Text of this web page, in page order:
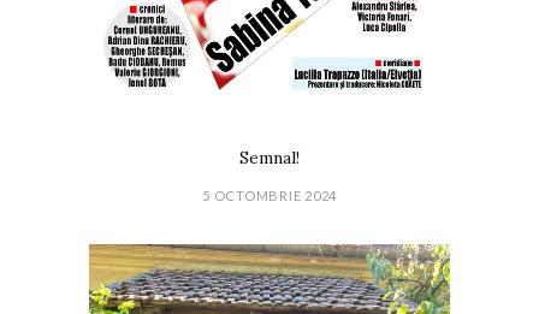
Semnal!
5 OCTOMBRIE 2024